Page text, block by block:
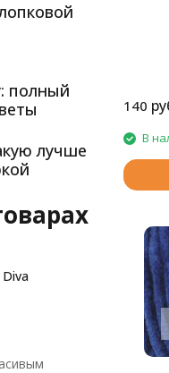
140
В
полный
лучше